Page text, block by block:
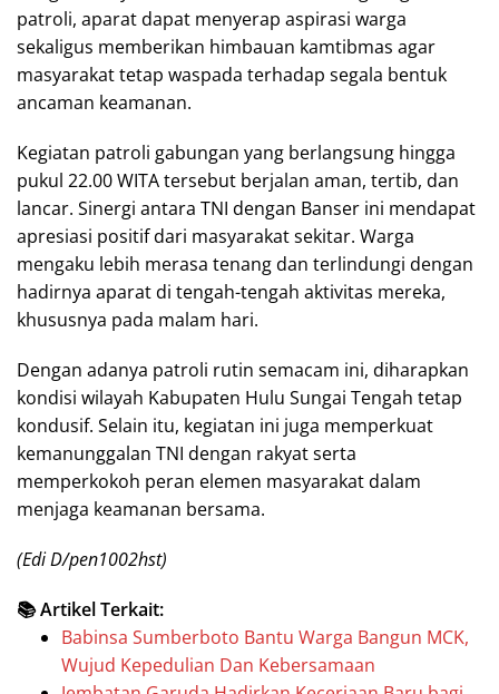
patroli, aparat dapat menyerap aspirasi warga
sekaligus memberikan himbauan kamtibmas agar
masyarakat tetap waspada terhadap segala bentuk
ancaman keamanan.
Kegiatan patroli gabungan yang berlangsung hingga
pukul 22.00 WITA tersebut berjalan aman, tertib, dan
lancar. Sinergi antara TNI dengan Banser ini mendapat
apresiasi positif dari masyarakat sekitar. Warga
mengaku lebih merasa tenang dan terlindungi dengan
hadirnya aparat di tengah-tengah aktivitas mereka,
khususnya pada malam hari.
Dengan adanya patroli rutin semacam ini, diharapkan
kondisi wilayah Kabupaten Hulu Sungai Tengah tetap
kondusif. Selain itu, kegiatan ini juga memperkuat
kemanunggalan TNI dengan rakyat serta
memperkokoh peran elemen masyarakat dalam
menjaga keamanan bersama.
(Edi D/pen1002hst)
📚 Artikel Terkait:
Babinsa Sumberboto Bantu Warga Bangun MCK,
Wujud Kepedulian Dan Kebersamaan